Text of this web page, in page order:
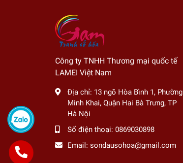
Công ty TNHH Thương mại quốc tế
LAMEI Việt Nam
Địa chỉ: 13 ngõ Hòa Bình 1, Phường
Minh Khai, Quận Hai Bà Trưng, TP
Hà Nội
Số điện thoại: 0869030898
Email: sondausohoa@gmail.com